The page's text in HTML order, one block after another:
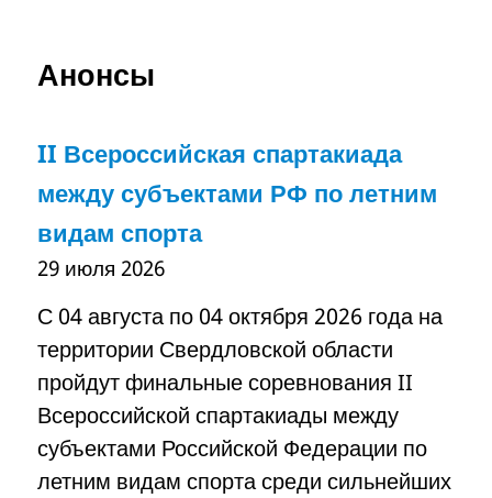
Анонсы
II Всероссийская спартакиада
между субъектами РФ по летним
видам спорта
29 июля 2026
С 04 августа по 04 октября 2026 года на
территории Свердловской области
пройдут финальные соревнования II
Всероссийской спартакиады между
субъектами Российской Федерации по
летним видам спорта среди сильнейших